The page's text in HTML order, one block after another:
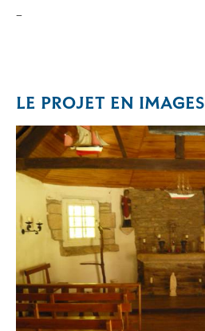
–
LE PROJET EN IMAGES